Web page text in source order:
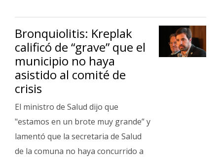
Bronquiolitis: Kreplak
calificó de “grave” que el
municipio no haya
asistido al comité de
crisis
El ministro de Salud dijo que
"estamos en un brote muy grande” y
lamentó que la secretaria de Salud
de la comuna no haya concurrido a